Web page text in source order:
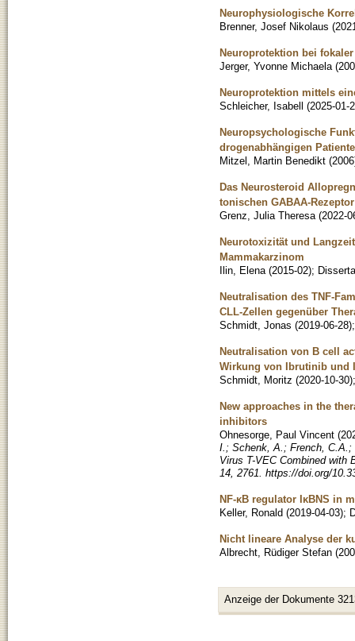
Neurophysiologische
Brenner, Josef Nikolaus (
Neuroprotektion bei
Jerger, Yvonne Michaela (
Neuroprotektion mittels
Schleicher, Isabell (2025-01-
Neuropsychologische
drogenabhängigen
Mitzel, Martin Benedikt (2006
Das Neurosteroid
tonischen GABAA-
Grenz, Julia Theresa (2022-
Neurotoxizität und
Mammakarzinom
Ilin, Elena (2015-02);
Neutralisation des TNF-
CLL-Zellen gegenüber
Schmidt, Jonas (2019-06-28)
Neutralisation von B cell
Wirkung von Ibrutinib und
Schmidt, Moritz (2020-10-30)
New approaches in the
inhibitors
Ohnesorge, Paul Vincent (
I.; Schenk, A.; French, C.A.;
Virus T-VEC Combined with
14, 2761. https://doi.org/
NF-κB regulator IκBNS in
Keller, Ronald (2019-04-03);
Nicht lineare Analyse der
Albrecht, Rüdiger Stefan (
Anzeige der Dokumente